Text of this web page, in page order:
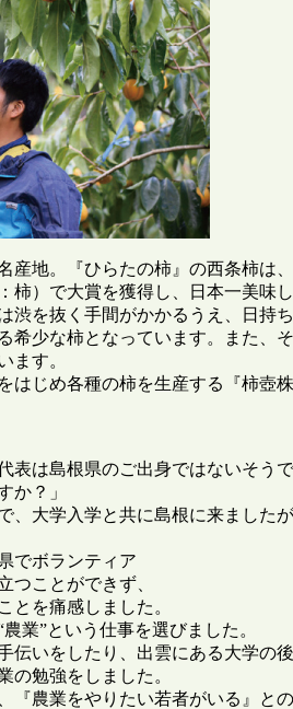
産地。『ひらたの柿』の西条柿は
柿）で大賞を獲得し、日本一美味
渋を抜く手間がかかるうえ、日持
希少な柿となっています。また、
ます。
はじめ各種の柿を生産する『柿壺
表は島根県のご出身ではないそう
か？」
、大学入学と共に島根に来ました
でボランティア
つことができず、
とを痛感しました。
業”という仕事を選びました。
伝いをしたり、出雲にある大学の
の勉強をしました。
『農業をやりたい若者がいる』と